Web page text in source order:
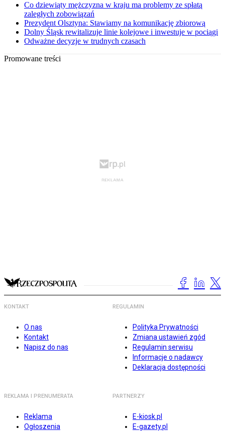
Co dziewiąty mężczyzna w kraju ma problemy ze spłatą
zaległych zobowiązań
Prezydent Olsztyna: Stawiamy na komunikację zbiorową
Dolny Śląsk rewitalizuje linie kolejowe i inwestuje w pociągi
Odważne decyzje w trudnych czasach
Promowane treści
KONTAKT
O nas
Kontakt
Napisz do nas
REGULAMIN
Polityka Prywatności
Zmiana ustawień zgód
Regulamin serwisu
Informacje o nadawcy
Deklaracja dostępności
REKLAMA I PRENUMERATA
Reklama
Ogłoszenia
PARTNERZY
E-kiosk.pl
E-gazety.pl